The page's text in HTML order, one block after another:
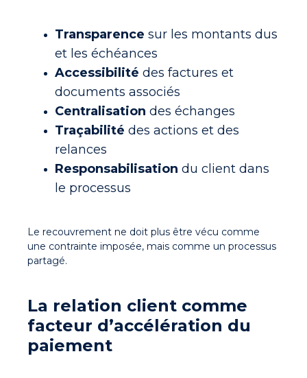
Transparence sur les montants dus
et les échéances
Accessibilité des factures et
documents associés
Centralisation des échanges
Traçabilité des actions et des
relances
Responsabilisation du client dans
le processus
Le recouvrement ne doit plus être vécu comme
une contrainte imposée, mais comme un processus
partagé.
La relation client comme
facteur d’accélération du
paiement